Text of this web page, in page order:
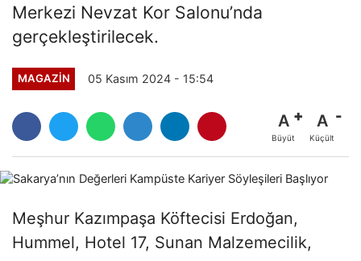
Merkezi Nevzat Kor Salonu’nda
gerçekleştirilecek.
MAGAZİN 05 Kasım 2024 - 15:54
A
Büyüt
A
Küçült
Meşhur Kazımpaşa Köftecisi Erdoğan,
Hummel, Hotel 17, Sunan Malzemecilik,